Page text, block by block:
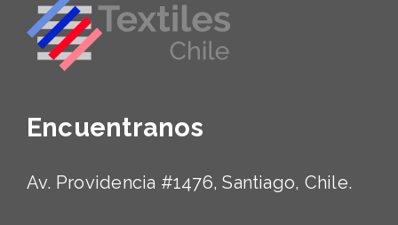
Encuentranos
Av. Providencia #1476, Santiago, Chile.